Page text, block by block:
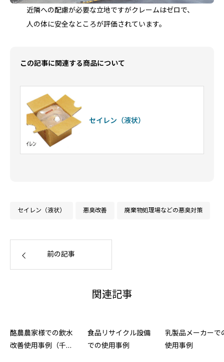
近隣への配慮が必要な立地ですがクレームはゼロで、
人の体に安全なところが評価されています。
この記事に関連する商品について
セイレン（液状）
セイレン（液状） 悪臭改善 廃棄物処理場などの悪臭対策
前の記事
関連記事
酪農農家様での飲水
改善使用事例（千葉
食品リサイクル設備
での使用事例
乳製品メーカーで
使用事例